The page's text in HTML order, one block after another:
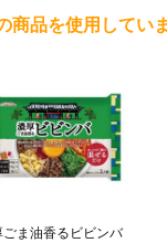
商品を使用してい
ごま油香るビビンバ